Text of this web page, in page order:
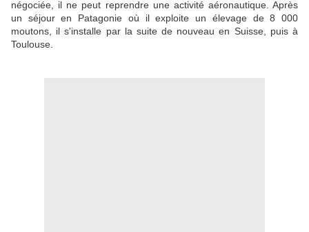
négociée, il ne peut reprendre une activité aéronautique. Après
un séjour en Patagonie où il exploite un élevage de 8 000
moutons, il s'installe par la suite de nouveau en Suisse, puis à
Toulouse.